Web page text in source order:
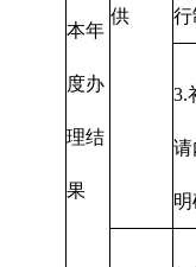
本年
度办
理结
果
供 行
3.
请
明